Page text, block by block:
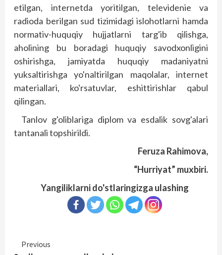
etilgan, internetda yoritilgan, televidenie va
radioda berilgan sud tizimidagi islohotlarni hamda
normativ-huquqiy hujjatlarni targ'ib qilishga,
aholining bu boradagi huquqiy savodxonligini
oshirishga, jamiyatda huquqiy madaniyatni
yuksaltirishga yo'naltirilgan maqolalar, internet
materiallari, ko'rsatuvlar, eshittirishlar qabul
qilingan.
Tanlov g'oliblariga diplom va esdalik sovg'alari
tantanali topshirildi.
Feruza Rahimova,
“Hurriyat” muxbiri.
Yangiliklarni do'stlaringizga ulashing
Continue
Previous